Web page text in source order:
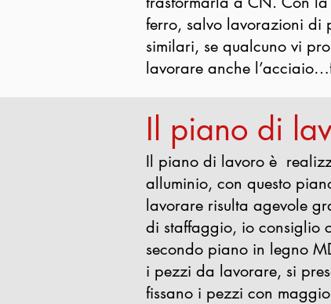
ferro, salvo lavorazioni di
similari, se qualcuno vi
lavorare anche
Il piano di
Il piano di lavoro è
alluminio, con questo
lavorare risulta agevole
di staffaggio, io consiglio
secondo piano in legno
i pezzi da lavorare, si
fissano i pezzi con